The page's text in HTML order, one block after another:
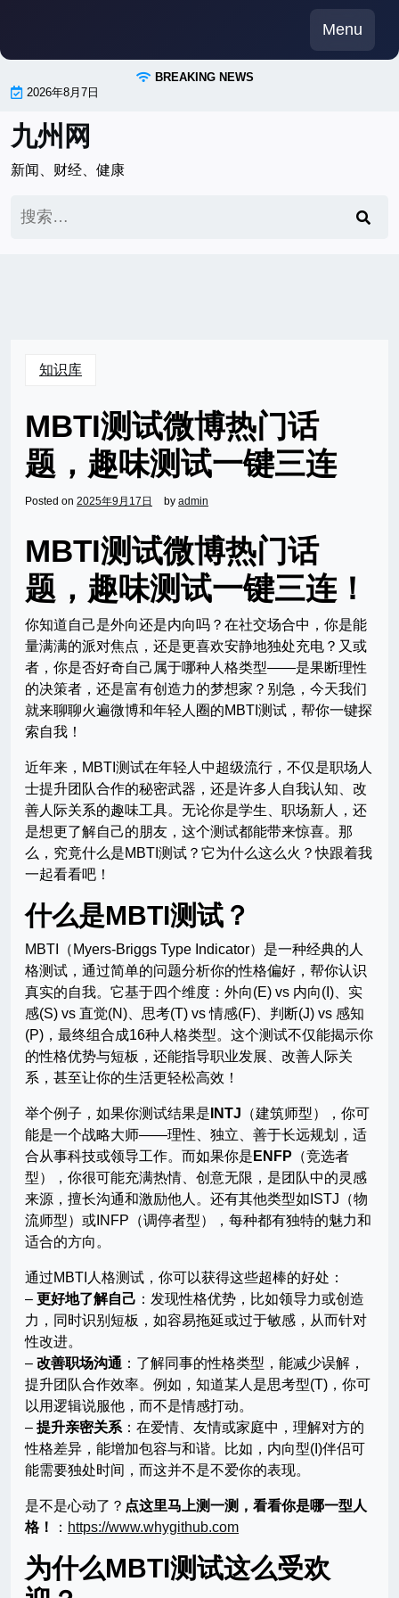
content
Menu
BREAKING NEWS
2026年8月7日
九州网
新闻、财经、健康
索：
知识库
MBTI测试微博热门话
题，趣味测试一键三连
Posted on 2025年9月17日 by admin
MBTI测试微博热门话
题，趣味测试一键三连！
你知道自己是外向还是内向吗？在社交场合中，你是能
量满满的派对焦点，还是更喜欢安静地独处充电？又或
者，你是否好奇自己属于哪种人格类型——是果断理性
的决策者，还是富有创造力的梦想家？别急，今天我们
就来聊聊火遍微博和年轻人圈的MBTI测试，帮你一键探
索自我！
近年来，MBTI测试在年轻人中超级流行，不仅是职场人
士提升团队合作的秘密武器，还是许多人自我认知、改
善人际关系的趣味工具。无论你是学生、职场新人，还
是想更了解自己的朋友，这个测试都能带来惊喜。那
么，究竟什么是MBTI测试？它为什么这么火？快跟着我
一起看看吧！
什么是MBTI测试？
MBTI（Myers-Briggs Type Indicator）是一种经典的人
格测试，通过简单的问题分析你的性格偏好，帮你认识
真实的自我。它基于四个维度：外向(E) vs 内向(I)、实
感(S) vs 直觉(N)、思考(T) vs 情感(F)、判断(J) vs 感知
(P)，最终组合成16种人格类型。这个测试不仅能揭示你
的性格优势与短板，还能指导职业发展、改善人际关
系，甚至让你的生活更轻松高效！
举个例子，如果你测试结果是 INTJ （建筑师型），你可
能是一个战略大师——理性、独立、善于长远规划，适
合从事科技或领导工作。而如果你是 ENFP （竞选者
型），你很可能充满热情、创意无限，是团队中的灵感
来源，擅长沟通和激励他人。还有其他类型如ISTJ（物
流师型）或INFP（调停者型），每种都有独特的魅力和
适合的方向。
通过MBTI人格测试，你可以获得这些超棒的好处：
– 更好地了解自己 ：发现性格优势，比如领导力或创造
力，同时识别短板，如容易拖延或过于敏感，从而针对
性改进。
– 改善职场沟通 ：了解同事的性格类型，能减少误解，
提升团队合作效率。例如，知道某人是思考型(T)，你可
以用逻辑说服他，而不是情感打动。
– 提升亲密关系 ：在爱情、友情或家庭中，理解对方的
性格差异，能增加包容与和谐。比如，内向型(I)伴侣可
能需要独处时间，而这并不是不爱你的表现。
是不是心动了？ 点这里马上测一测，看看你是哪一型人
格！
： https://www.whygithub.com
为什么MBTI测试这么受欢